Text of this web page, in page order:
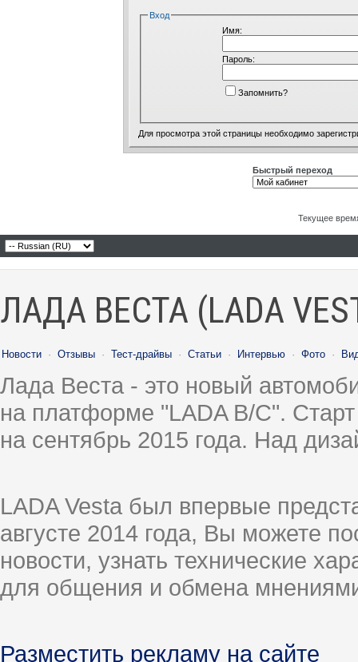
Вход
Имя:
Пароль:
Запомнить?
Для просмотра этой страницы необходимо
Быстрый переход
Текущее
ЛАДА ВЕСТА (LADA
Новости · Отзывы · Тест-драйвы · Статьи · Интервью · Фото ·
Лада Веста - это новый
на платформе "LADA B/C".
на сентябрь 2015 года. Над
LADA Vesta был впервые
августе 2014 года, Вы можете
новости, узнать технические
для общения и обмена
Разместить рекламу на сайте